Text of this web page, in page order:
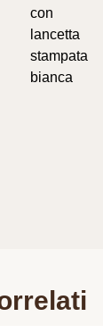
con
lancetta
stampata
bianca